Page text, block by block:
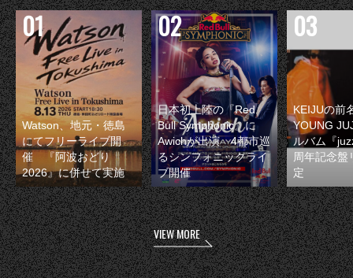
Watson、地元・徳島
にてフリーライブ開
催 『阿波おどり
2026』に併せて実施
日本初上陸の『Red
Bull Symphonic』に
Awichが出演 4都市巡
るシンフォニックライ
ブ開催
KEIJUの前
YOUNG
ルバム『
周年記念盤
定
VIEW MORE